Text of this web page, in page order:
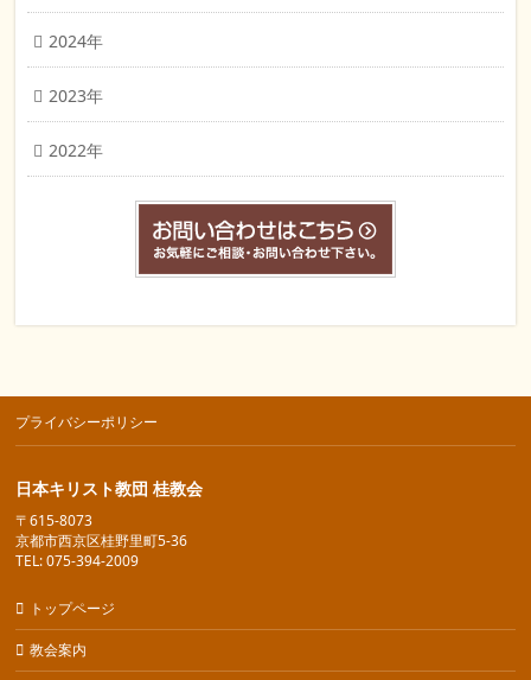
2024年
2023年
2022年
プライバシーポリシー
日本キリスト教団 桂教会
〒615-8073
京都市西京区桂野里町5-36
TEL: 075-394-2009
トップページ
教会案内